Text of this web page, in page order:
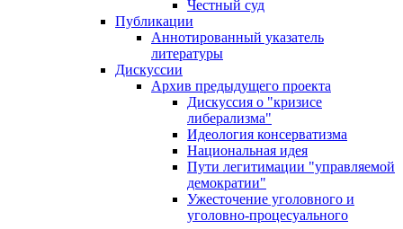
Честный суд
Публикации
Аннотированный указатель
литературы
Дискуссии
Архив предыдущего проекта
Дискуссия о "кризисе
либерализма"
Идеология консерватизма
Национальная идея
Пути легитимации "управляемой
демократии"
Ужесточение уголовного и
уголовно-процесуального